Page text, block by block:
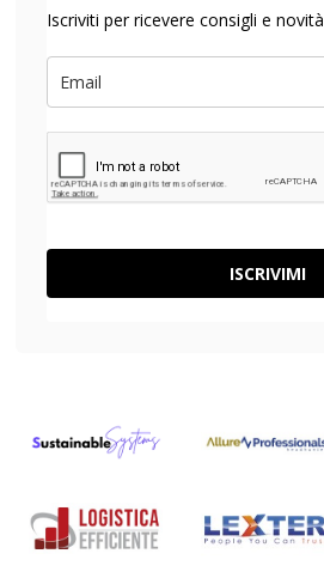
Iscriviti per ricevere consigli e novità
ISCRIVIMI